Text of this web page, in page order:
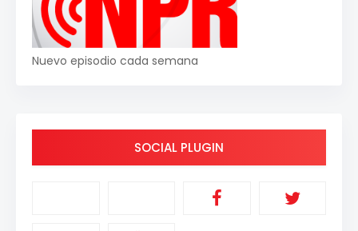
Nuevo episodio cada semana
SOCIAL PLUGIN